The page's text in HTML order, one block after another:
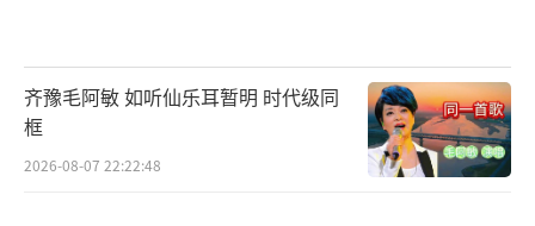
齐豫毛阿敏 如听仙乐耳暂明 时代级同
框
2026-08-07 22:22:48